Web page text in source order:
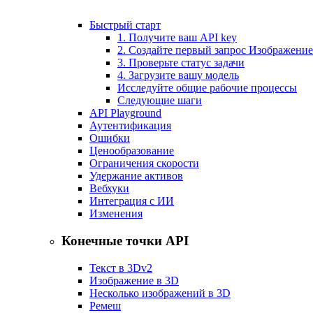
Быстрый старт
1. Получите ваш API key
2. Создайте первый запрос
3. Проверьте статус задачи
4. Загрузите вашу модель
Исследуйте общие рабочие процессы
Следующие шаги
API Playground
Аутентификация
Ошибки
Ценообразование
Ограничения скорости
Удержание активов
Вебхуки
Интеграция с ИИ
Изменения
Конечные точки API
Текст в 3Dv2
Изображение в 3D
Несколько изображений в 3D
Ремеш